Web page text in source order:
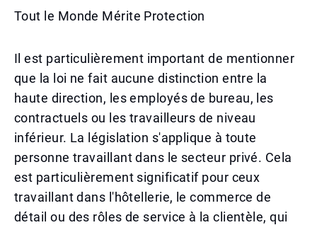
Tout le Monde Mérite Protection
Il est particulièrement important de mentionner
que la loi ne fait aucune distinction entre la
haute direction, les employés de bureau, les
contractuels ou les travailleurs de niveau
inférieur. La législation s'applique à toute
personne travaillant dans le secteur privé. Cela
est particulièrement significatif pour ceux
travaillant dans l'hôtellerie, le commerce de
détail ou des rôles de service à la clientèle, qui